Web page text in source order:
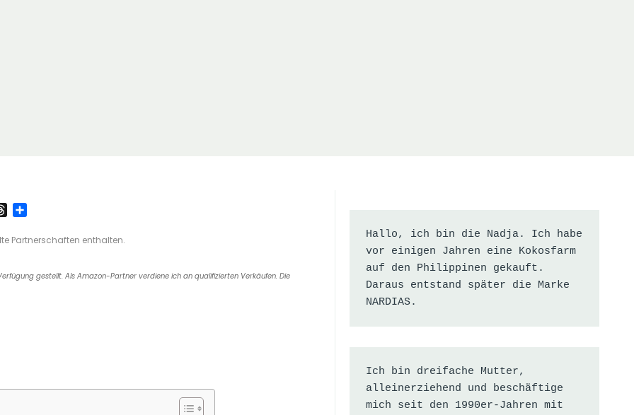
T
r
d
i
n
Partnerschaften enthalten.
gestellt. Als Amazon-Partner verdiene ich an qualifizierten Verkäufen. Die
Hallo, ich bin die Nadja. Ich habe
vor einigen Jahren eine Kokosfarm
auf den Philippinen gekauft.
Daraus entstand später die Marke
NARDIAS.
Ich bin dreifache Mutter,
alleinerziehend und beschäftige
mich seit den 1990er-Jahren mit